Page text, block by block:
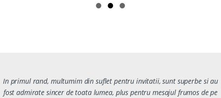
In primul rand, multumim din suflet pentru invitatii, sunt superbe si au
fost admirate sincer de toata lumea, plus pentru mesajul frumos de pe